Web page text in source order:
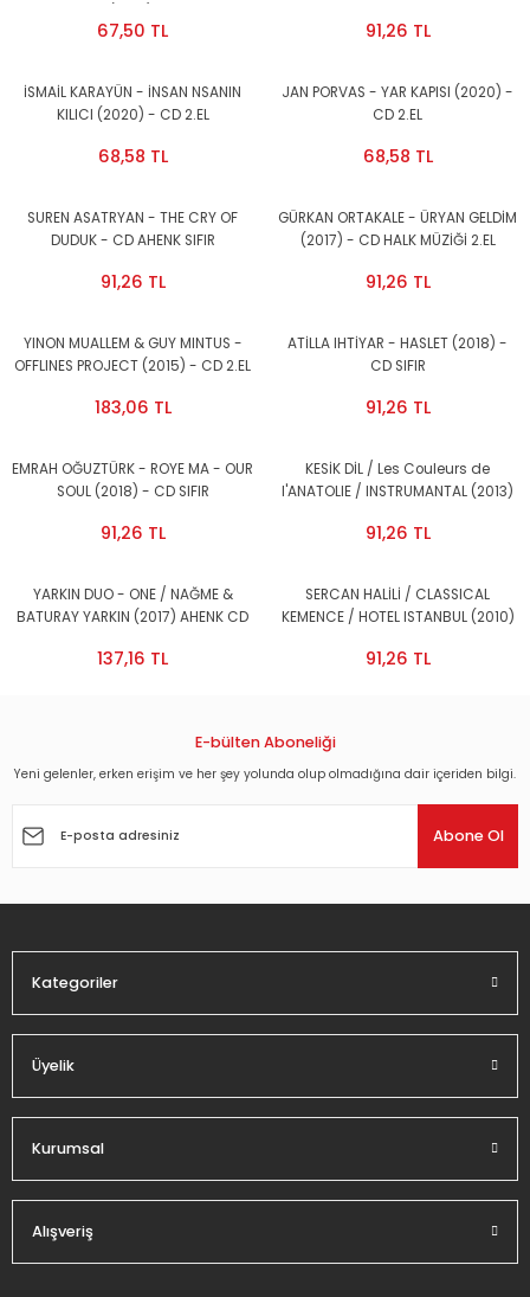
67,50 TL 91,26 TL
İSMAİL KARAYÜN - İNSAN NSANIN
KILICI (2020) - CD 2.EL
68,58 TL
JAN PORVAS - YAR KAPISI (2020) -
CD 2.EL
68,58 TL
SUREN ASATRYAN - THE CRY OF
DUDUK - CD AHENK SIFIR
91,26 TL
GÜRKAN ORTAKALE - ÜRYAN GELDİM
(2017) - CD HALK MÜZİĞİ 2.EL
91,26 TL
YINON MUALLEM & GUY MINTUS -
OFFLINES PROJECT (2015) - CD 2.EL
183,06 TL
ATİLLA IHTİYAR - HASLET (2018) -
CD SIFIR
91,26 TL
EMRAH OĞUZTÜRK - ROYE MA - OUR
SOUL (2018) - CD SIFIR
91,26 TL
KESİK DİL / Les Couleurs de
l'ANATOLIE / INSTRUMANTAL (2013)
91,26 TL
YARKIN DUO - ONE / NAĞME &
BATURAY YARKIN (2017) AHENK CD
137,16 TL
SERCAN HALİLİ / CLASSICAL
KEMENCE / HOTEL ISTANBUL (2010)
91,26 TL
E-bülten Aboneliği
Yeni gelenler, erken erişim ve her şey yolunda olup olmadığına dair içeriden bilgi.
Abone Ol
Kategoriler
Üyelik
Kurumsal
Alışveriş